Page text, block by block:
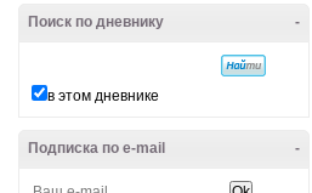
-
Поиск по дневнику
в этом дневнике
-
Подписка по e-mail